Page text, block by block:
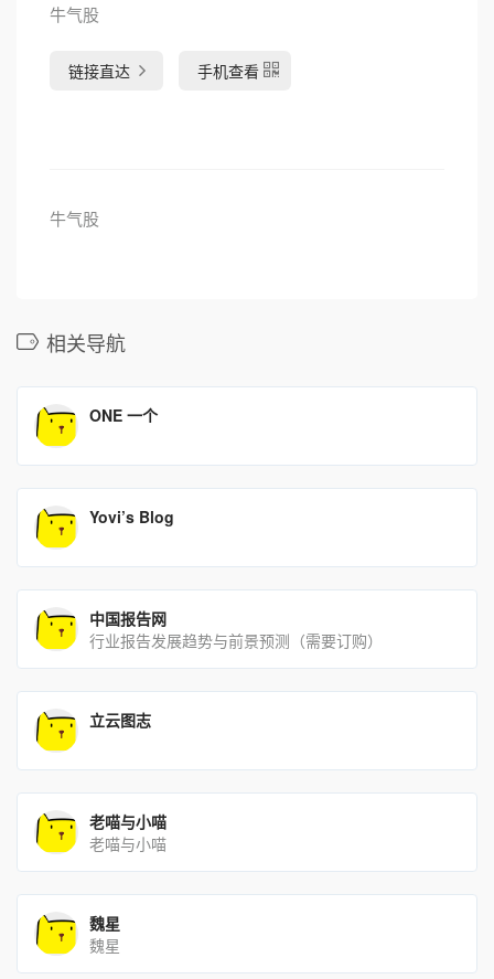
牛气股
链接直达 手机查看
牛气股
相关导航
ONE 一个
Yovi’s Blog
中国报告网
行业报告发展趋势与前景预测（需要订购）
立云图志
老喵与小喵
老喵与小喵
魏星
魏星